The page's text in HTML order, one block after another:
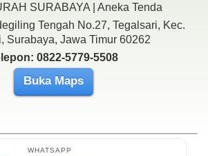
SURABAYA | Aneka Tenda
Tengah No.27, Tegalsari, Kec.
Surabaya, Jawa Timur 60262
0822-5779-5508
Buka Maps
WHATSAPP